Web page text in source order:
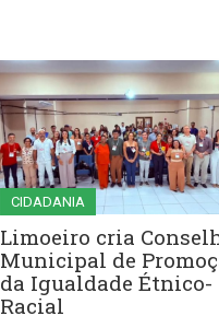
CIDADANIA
Limoeiro cria
Municipal de
da Igualdade Étnico-
Racial